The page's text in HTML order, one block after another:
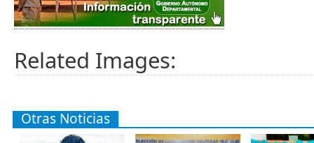
Related Images:
Otras Noticias